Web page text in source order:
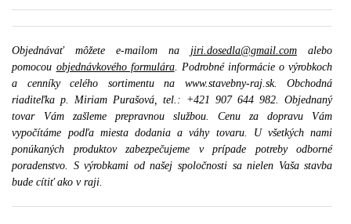
Objednávať môžete e-mailom na jiri.dosedla@gmail.comalebo
pomocou objednávkového formulára. Podrobné informácie o výrobkoch
a cenníky celého sortimentu na www.stavebny-raj.sk. Obchodná
riaditeľka p. Miriam Purašová, tel.: +421 907 644 982. Objednaný
tovar Vám zašleme prepravnou službou. Cenu za dopravu Vám
vypočítáme podľa miesta dodania a váhy tovaru. U všetkých nami
ponúkaných produktov zabezpečujeme v prípade potreby odborné
poradenstvo. S výrobkami od našej spoločnosti sa nielen Vaša stavba
bude cítiť ako v raji.